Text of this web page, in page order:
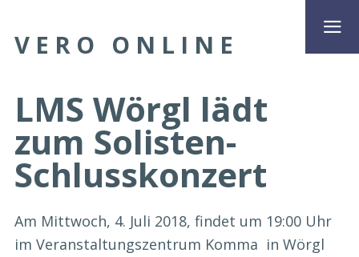
VERO ONLINE
LMS Wörgl lädt
zum Solisten-
Schlusskonzert
Am Mittwoch, 4. Juli 2018, findet um 19:00 Uhr
im Veranstaltungszentrum Komma in Wörgl